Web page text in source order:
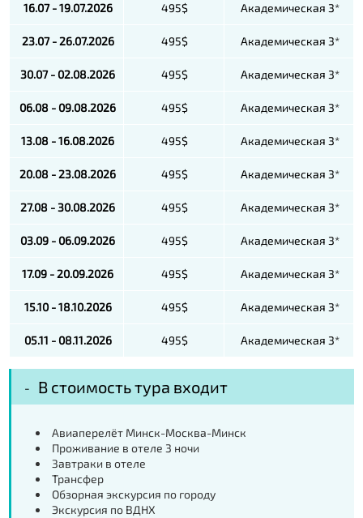
16.07 - 19.07.2026 495$ Академическая 3*
23.07 - 26.07.2026 495$ Академическая 3*
30.07 - 02.08.2026 495$ Академическая 3*
06.08 - 09.08.2026 495$ Академическая 3*
13.08 - 16.08.2026 495$ Академическая 3*
20.08 - 23.08.2026 495$ Академическая 3*
27.08 - 30.08.2026 495$ Академическая 3*
03.09 - 06.09.2026 495$ Академическая 3*
17.09 - 20.09.2026 495$ Академическая 3*
15.10 - 18.10.2026 495$ Академическая 3*
05.11 - 08.11.2026 495$ Академическая 3*
В стоимость тура входит
Авиаперелёт Минск-Москва-Минск
Проживание в отеле 3 ночи
Завтраки в отеле
Трансфер
Обзорная экскурсия по городу
Экскурсия по ВДНХ